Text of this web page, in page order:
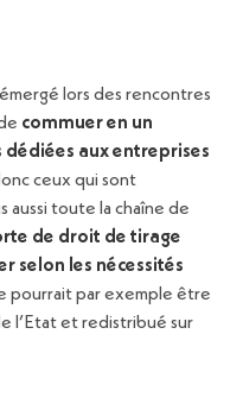
lors des rencontres
commuer en un
aux entreprises
ceux qui sont
aussi toute la chaîne de
de droit de tirage
selon les nécessités
pourrait par exemple être
l’Etat et redistribué sur